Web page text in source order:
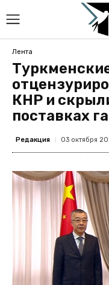
Лента
КНР и
поставках
Редакция 03 октября